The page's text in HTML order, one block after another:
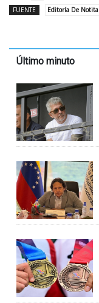
FUENTE
Editoría De
Último minuto